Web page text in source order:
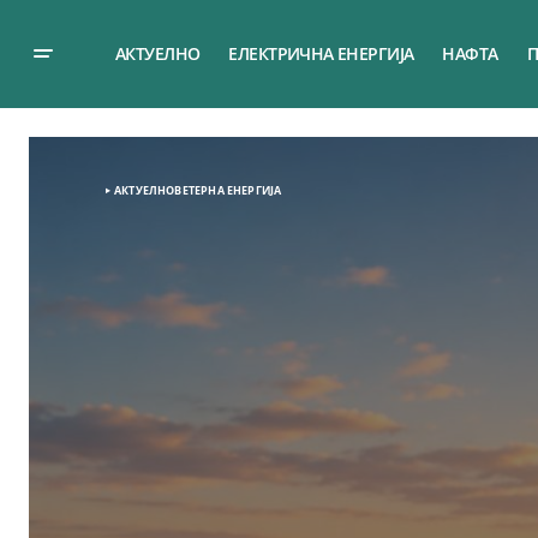
АКТУЕЛНО ЕЛЕКТРИЧНА ЕНЕРГИЈА НАФТА
АКТУЕЛНОВЕТЕРНА EНЕРГИЈА